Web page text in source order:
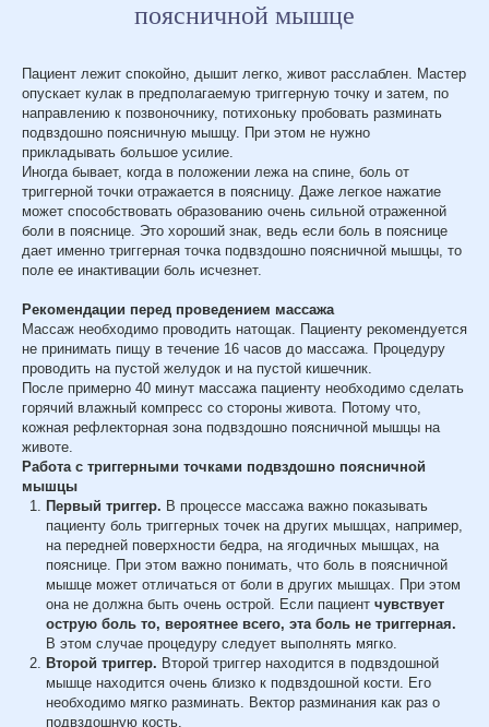
поясничной мышце
Пациент лежит спокойно, дышит легко, живот расслаблен. Мастер
опускает кулак в предполагаемую триггерную точку и затем, по
направлению к позвоночнику, потихоньку пробовать разминать
подвздошно поясничную мышцу. При этом не нужно
прикладывать большое усилие.
Иногда бывает, когда в положении лежа на спине, боль от
триггерной точки отражается в поясницу. Даже легкое нажатие
может способствовать образованию очень сильной отраженной
боли в пояснице. Это хороший знак, ведь если боль в пояснице
дает именно триггерная точка подвздошно поясничной мышцы, то
поле ее инактивации боль исчезнет.
Рекомендации перед проведением массажа
Массаж необходимо проводить натощак. Пациенту рекомендуется
не принимать пищу в течение 16 часов до массажа. Процедуру
проводить на пустой желудок и на пустой кишечник.
После примерно 40 минут массажа пациенту необходимо сделать
горячий влажный компресс со стороны живота. Потому что,
кожная рефлекторная зона подвздошно поясничной мышцы на
животе.
Работа с триггерными точками подвздошно поясничной
мышцы
Первый триггер. В процессе массажа важно показывать
пациенту боль триггерных точек на других мышцах, например,
на передней поверхности бедра, на ягодичных мышцах, на
пояснице. При этом важно понимать, что боль в поясничной
мышце может отличаться от боли в других мышцах. При этом
она не должна быть очень острой. Если пациент чувствует
острую боль то, вероятнее всего, эта боль не триггерная.
В этом случае процедуру следует выполнять мягко.
Второй триггер. Второй триггер находится в подвздошной
мышце находится очень близко к подвздошной кости. Его
необходимо мягко разминать. Вектор разминания как раз о
подвздошную кость.